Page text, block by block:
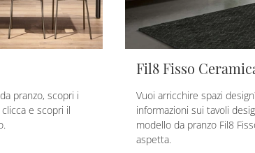
pranzo, scopri i
e scopri il
Fil8 Fisso
Vuoi arricchire spazi
informazioni sui tavoli
modello da pranzo Fil8
aspetta.